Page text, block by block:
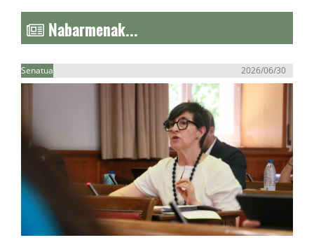
Nabarmenak...
Senatua 2026/06/30